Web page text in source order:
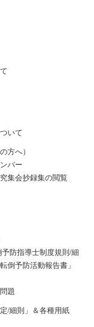
いて
方へ）
バー
会抄録集の閲覧
指導士制度規則/細
倒予防活動報告書」
題
/細則」＆各種用紙